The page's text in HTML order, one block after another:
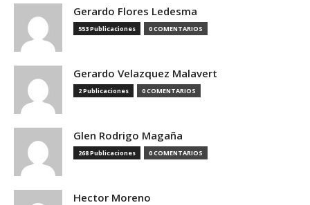
Gerardo Flores Ledesma
553 Publicaciones 0 COMENTARIOS
Gerardo Velazquez Malavert
2 Publicaciones 0 COMENTARIOS
Glen Rodrigo Magaña
268 Publicaciones 0 COMENTARIOS
Hector Moreno